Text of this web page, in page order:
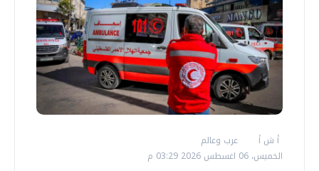
أ ش أ
عرب وعالم
الخميس، 06 اغسطس 2026 03:29 م